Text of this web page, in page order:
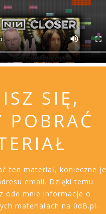
SIĘ,
POBRAĆ
ten materiał, konieczne
email. Dzięki temu
ode mnie informacje o
materiałach na 0dB.pl.